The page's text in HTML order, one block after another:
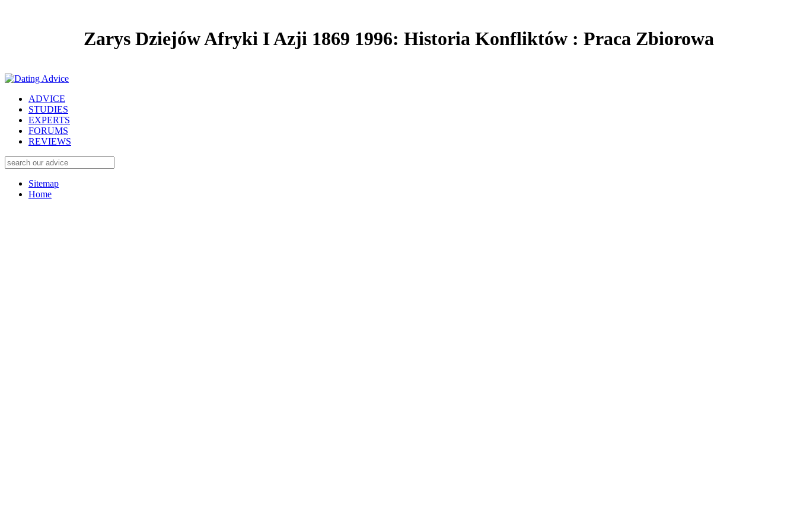
Zarys Dziejów Afryki I Azji 1869 1996: Historia Konfliktów : Praca Zbiorowa
ADVICE
STUDIES
EXPERTS
FORUMS
REVIEWS
Sitemap
Home